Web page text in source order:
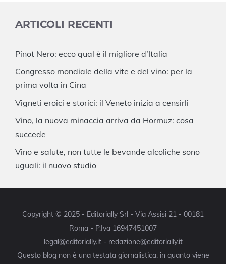
ARTICOLI RECENTI
Pinot Nero: ecco qual è il migliore d’Italia
Congresso mondiale della vite e del vino: per la
prima volta in Cina
Vigneti eroici e storici: il Veneto inizia a censirli
Vino, la nuova minaccia arriva da Hormuz: cosa
succede
Vino e salute, non tutte le bevande alcoliche sono
uguali: il nuovo studio
Copyright © 2025 - Editorially Srl - Via Assisi 21 - 00181
Roma - P.Iva 16947451007
legal@editorially.it - redazione@editorially.it
Questo blog non è una testata giornalistica, in quanto viene